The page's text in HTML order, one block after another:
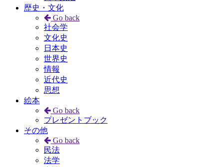
歴史・文化
Go back
社会学
文化史
日本史
世界史
情報
近代史
思想
絵本
Go back
プレゼントブック
その他
Go back
民法
法学